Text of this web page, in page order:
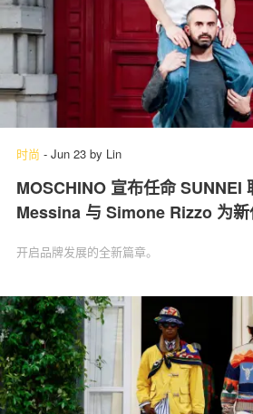
时尚 - Jun 23 by Lin
MOSCHINO 宣布任命 SUNNEI
Messina 与 Simone Rizzo 为
开启品牌发展的全新篇章。